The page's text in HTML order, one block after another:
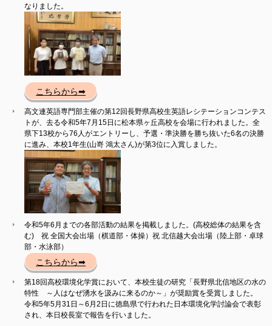
なりました。
こちらから➡
高文連英語専門部主催の第12回長野県高校生英語レシテーションコンテス
トが、去る令和5年7月15日に松本県ヶ丘高校を会場に行われました。全
県下13校から76人がエントリーし、予選・準決勝を勝ち抜いた6名の決勝
に進み、本校1年生(山嵜 鴻太さん)が第3位に入賞しました。
令和5年6月までの各部活動の結果を掲載しました。(高校総体の結果を含
む) 祝 全国大会出場（棋道部・体操）祝 北信越大会出場（陸上部・卓球
部・水泳部）
こちらから➡
第18回高校環境化学賞において、本校生徒の研究「長野県北信地区の水の
特性 ～人はなぜ湧水を汲みに来るのか～」が奨励賞を受賞しました。
令和5年5月31日～6月2日に徳島県で行われた日本環境化学討論会で表彰
され、本日校長室で報告を行いました。